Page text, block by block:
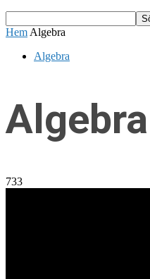
Hem Algebra
Algebra
733